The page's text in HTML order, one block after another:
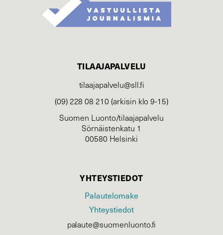
TILAAJAPALVELU
tilaajapalvelu@sll.fi
(09) 228 08 210 (arkisin klo 9-15)
Suomen Luonto/tilaajapalvelu
Sörnäistenkatu 1
00580 Helsinki
YHTEYSTIEDOT
Palautelomake
Yhteystiedot
palaute@suomenluonto.fi